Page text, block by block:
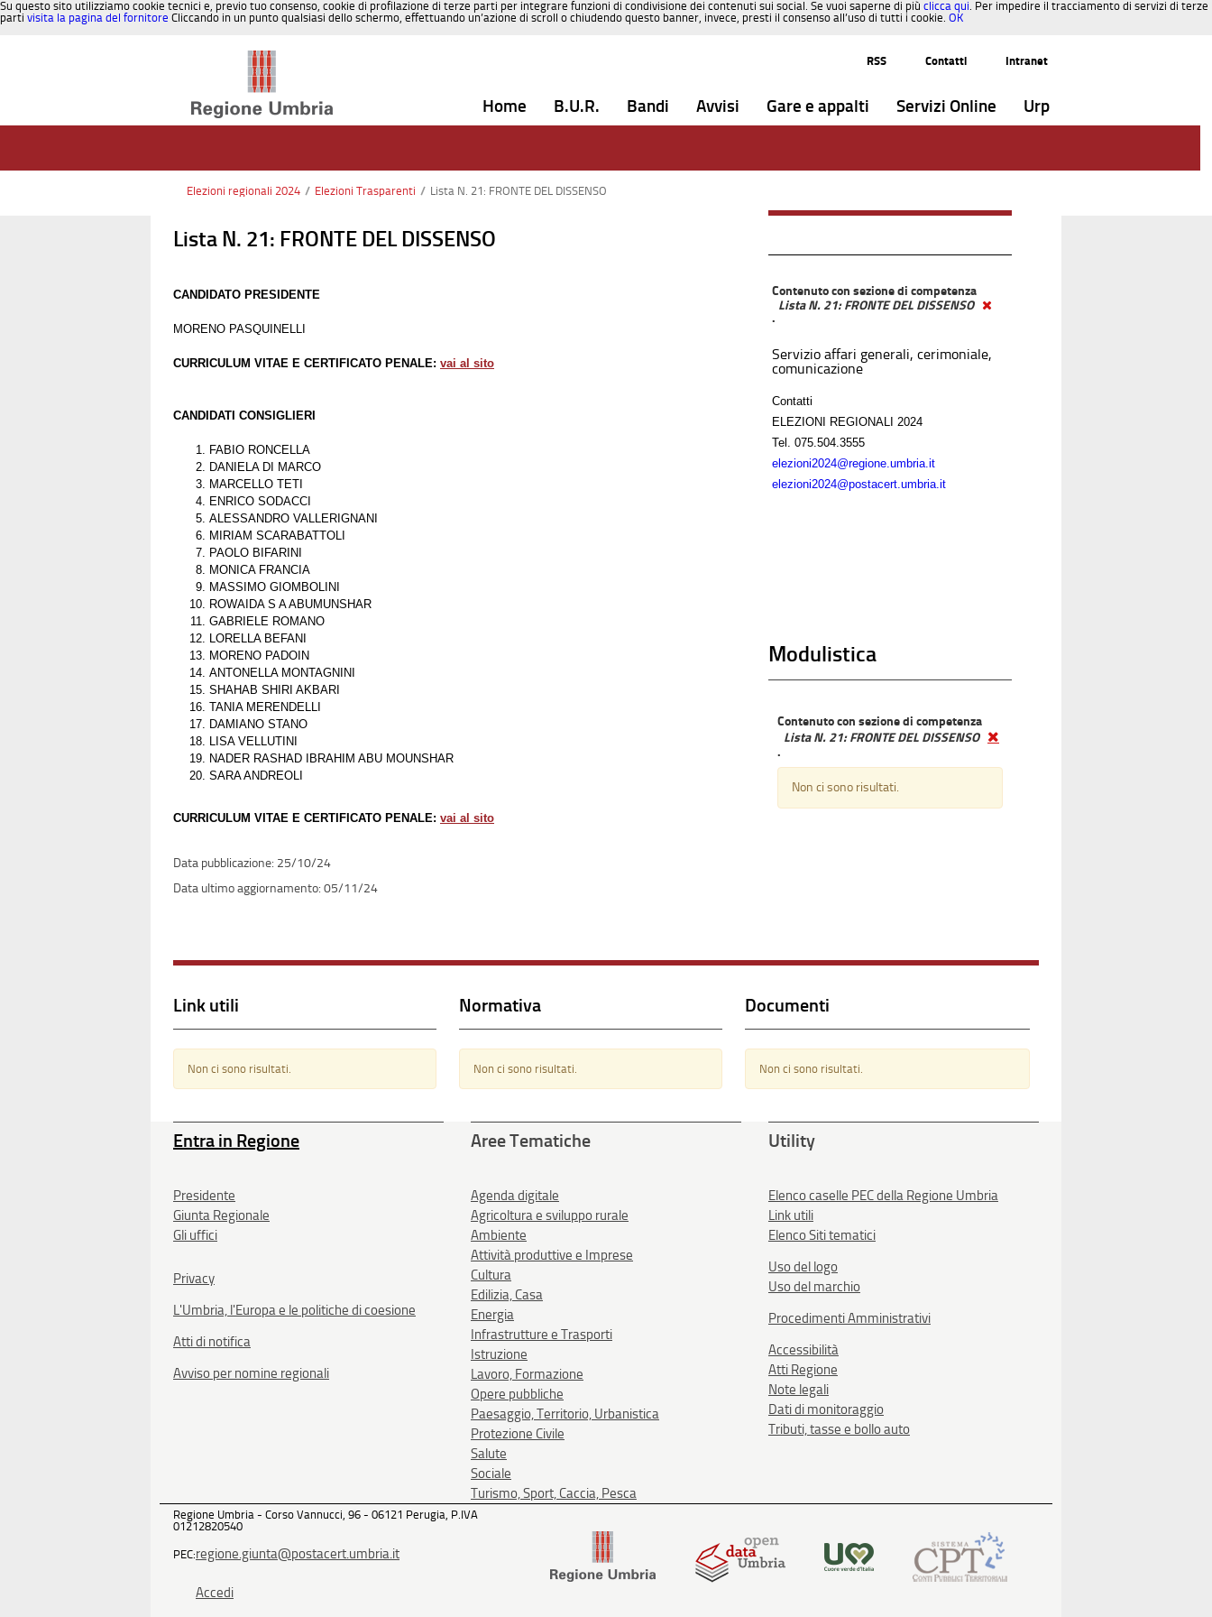
Su questo sito utilizziamo cookie tecnici e, previo tuo consenso, cookie di profilazione di terze parti per integrare funzioni di condivisione dei contenuti sui social. Se vuoi saperne di più clicca qui. Per impedire il tracciamento di servizi di terze
parti visita la pagina del fornitore Cliccando in un punto qualsiasi dello schermo, effettuando un’azione di scroll o chiudendo questo banner, invece, presti il consenso all’uso di tutti i cookie. OK
RSS
Contatti Intranet
Home B.U.R. Bandi Avvisi Gare e appalti Servizi Online Urp
Elezioni regionali 2024 / Elezioni Trasparenti / Lista N. 21: FRONTE DEL DISSENSO
Lista N. 21: FRONTE DEL DISSENSO
CANDIDATO PRESIDENTE
MORENO PASQUINELLI
CURRICULUM VITAE E CERTIFICATO PENALE: vai al sito
CANDIDATI CONSIGLIERI
FABIO RONCELLA
DANIELA DI MARCO
MARCELLO TETI
ENRICO SODACCI
ALESSANDRO VALLERIGNANI
MIRIAM SCARABATTOLI
PAOLO BIFARINI
MONICA FRANCIA
MASSIMO GIOMBOLINI
ROWAIDA S A ABUMUNSHAR
GABRIELE ROMANO
LORELLA BEFANI
MORENO PADOIN
ANTONELLA MONTAGNINI
SHAHAB SHIRI AKBARI
TANIA MERENDELLI
DAMIANO STANO
LISA VELLUTINI
NADER RASHAD IBRAHIM ABU MOUNSHAR
SARA ANDREOLI
CURRICULUM VITAE E CERTIFICATO PENALE: vai al sito
25/10/24
05/11/24
Contenuto con sezione di competenza
Lista N. 21: FRONTE DEL DISSENSO
.
Servizio affari generali, cerimoniale,
comunicazione
Contatti
ELEZIONI REGIONALI 2024
Tel.
075.504.3555
elezioni2024@regione.umbria.it
elezioni2024@postacert.umbria.it
Modulistica
Contenuto con sezione di competenza
Lista N. 21: FRONTE DEL DISSENSO
.
Non ci sono risultati.
Link utili
Non ci sono risultati.
Normativa
Non ci sono risultati.
Documenti
Non ci sono risultati.
Entra in Regione
Presidente
Giunta Regionale
Gli uffici
Privacy
L'Umbria, l'Europa e le politiche di coesione
Atti di notifica
Avviso per nomine regionali
Aree Tematiche
Agenda digitale
Agricoltura e sviluppo rurale
Ambiente
Attività produttive e Imprese
Cultura
Edilizia, Casa
Energia
Infrastrutture e Trasporti
Istruzione
Lavoro, Formazione
Opere pubbliche
Paesaggio, Territorio, Urbanistica
Protezione Civile
Salute
Sociale
Turismo, Sport, Caccia, Pesca
Utility
Elenco caselle PEC della Regione Umbria
Link utili
Elenco Siti tematici
Uso del logo
Uso del marchio
Procedimenti Amministrativi
Accessibilità
Atti Regione
Note legali
Dati di monitoraggio
Tributi, tasse e bollo auto
Regione Umbria - Corso Vannucci, 96 - 06121 Perugia, P.IVA
01212820540
PEC:regione.giunta@postacert.umbria.it
Accedi